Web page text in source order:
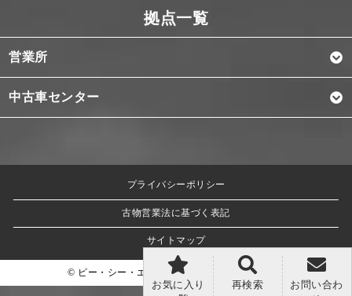
お気に入り
再検索
お問い合わ
営業所
中古車センター
プライバシーポリシー
古物営業法に基づく表記
サイトマップ
© ピー・シー・エス株式会社 All Rights Reserved.